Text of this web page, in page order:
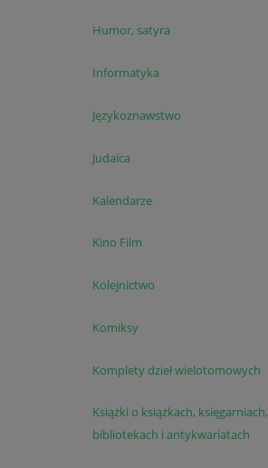
Humor, satyra
Informatyka
Językoznawstwo
Judaica
Kalendarze
Kino Film
Kolejnictwo
Komiksy
Komplety dzieł wielotomowych
Książki o książkach, księgarniach,
bibliotekach i antykwariatach